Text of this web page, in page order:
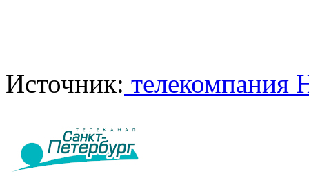
Источник: телекомпания